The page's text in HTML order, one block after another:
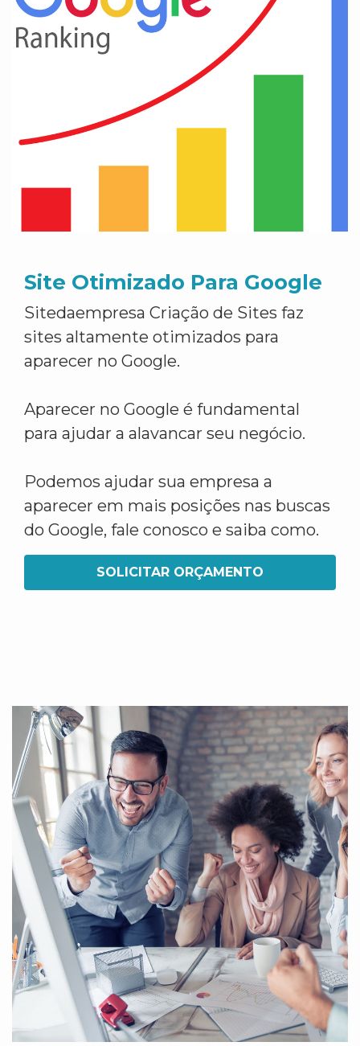
Site Otimizado Para Google
Sitedaempresa Criação de Sites faz
sites altamente otimizados para
aparecer no Google.
Aparecer no Google é fundamental
para ajudar a alavancar seu negócio.
Podemos ajudar sua empresa a
aparecer em mais posições nas buscas
do Google, fale conosco e saiba como.
SOLICITAR ORÇAMENTO